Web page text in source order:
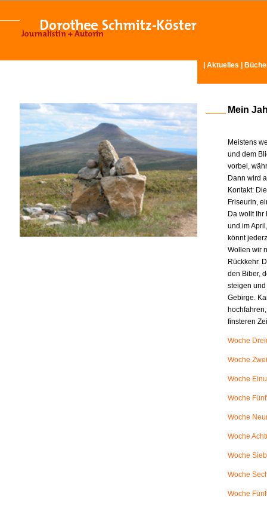
Aktuelles
Mein
Meistens
und dem
vorbei,
Dann wird
Kontakt:
Friseurin,
Da wollt
und im
könnt
Wollen wir
Rückkehr.
den Biber,
steigen
Gebirge.
finsteren
Woche
Woche
Woche
Woche
Woche
Woche
Woche
Woche
Woche